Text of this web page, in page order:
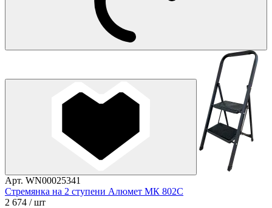
Арт. WN00025341
Стремянка на 2 ступени Алюмет МК 802С
2 674 / шт